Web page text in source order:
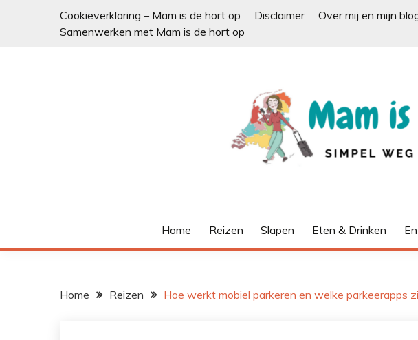
Cookieverklaring – Mam is de hort op Disclaimer Over mij en mijn
Samenwerken met Mam is de hort op
Home Reizen Slapen Eten & Drinken
Home Reizen Hoe werkt mobiel parkeren en welke parkeerapps